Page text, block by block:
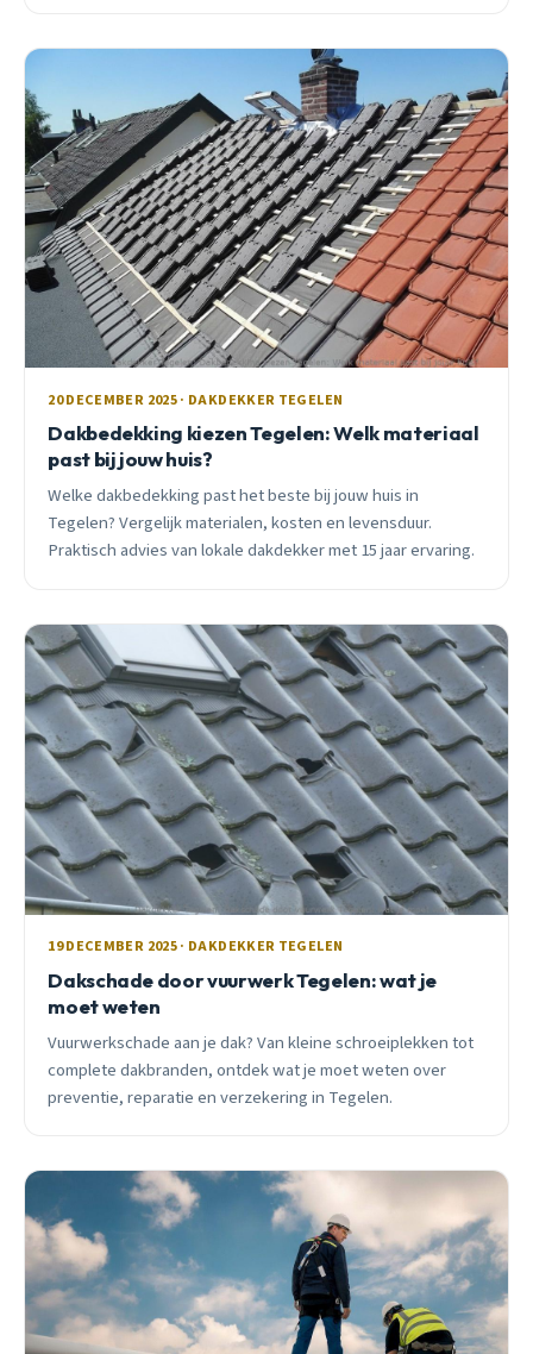
20 DECEMBER 2025 · DAKDEKKER TEGELEN
Dakbedekking kiezen Tegelen: Welk materiaal
past bij jouw huis?
Welke dakbedekking past het beste bij jouw huis in
Tegelen? Vergelijk materialen, kosten en levensduur.
Praktisch advies van lokale dakdekker met 15 jaar ervaring.
19 DECEMBER 2025 · DAKDEKKER TEGELEN
Dakschade door vuurwerk Tegelen: wat je
moet weten
Vuurwerkschade aan je dak? Van kleine schroeiplekken tot
complete dakbranden, ontdek wat je moet weten over
preventie, reparatie en verzekering in Tegelen.